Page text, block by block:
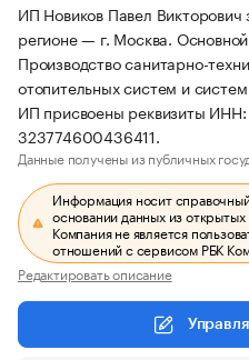
ИП Новиков Павел Викторович
регионе — г. Москва.
Производство санитарно-
отопительных систем и
ИП присвоены реквизиты
323774600436411.
Данные получены из публичных
Информация носит
основании данных из открытых
Компания не является
отношений с сервисом РБК
Редактировать описание